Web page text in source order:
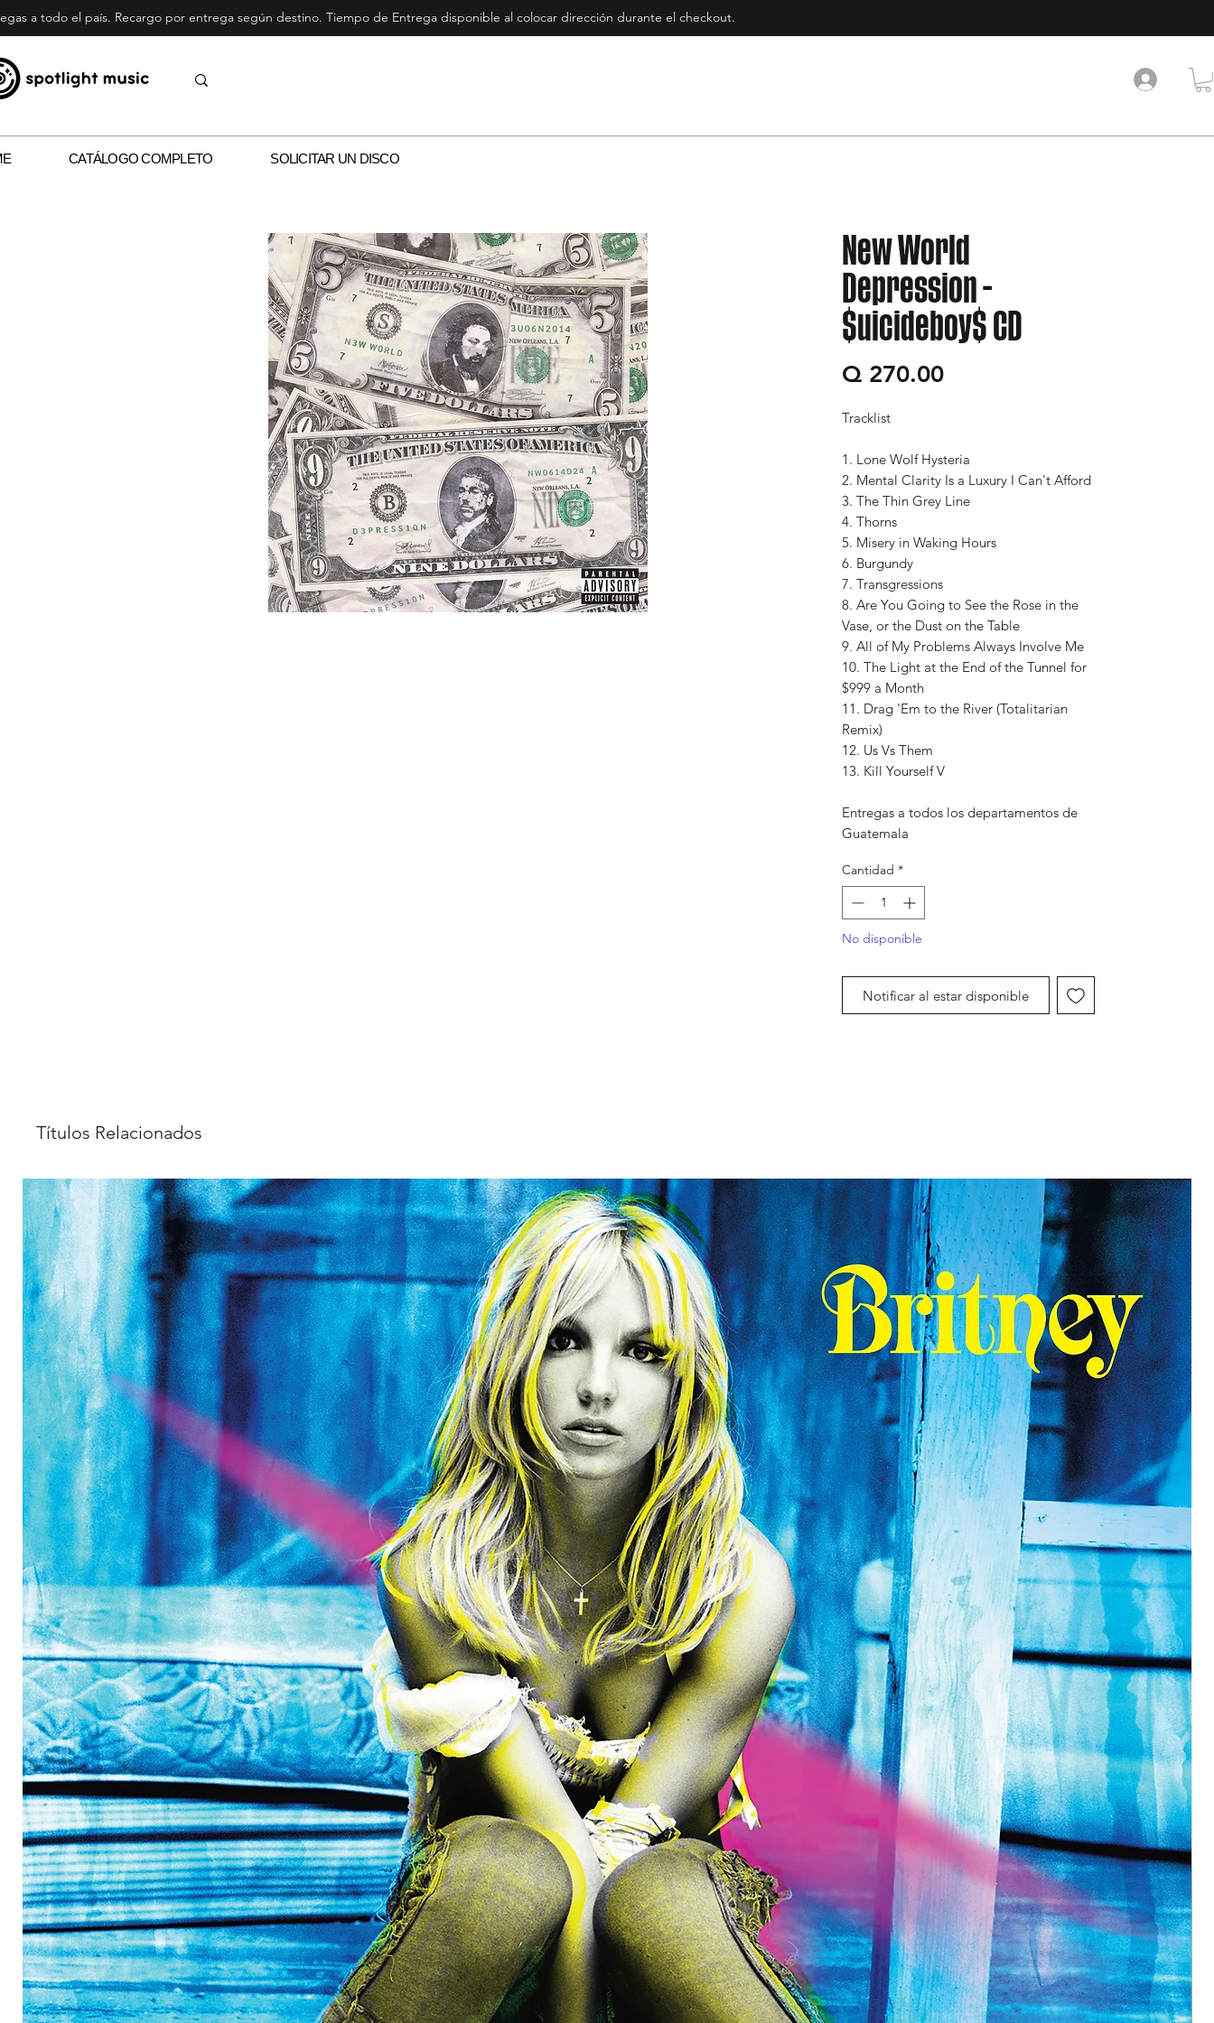
a todo el país. Recargo por entrega según destino. Tiempo de Entrega disponible al colocar dirección durante el checkout.
CATÁLOGO COMPLETO SOLICITAR UN DISCO
New World
Depression -
$uicideboy$ CD
Q 270.00Precio
Tracklist
1. Lone Wolf Hysteria
2. Mental Clarity Is a Luxury I Can't Afford
3. The Thin Grey Line
4. Thorns
5. Misery in Waking Hours
6. Burgundy
7. Transgressions
8. Are You Going to See the Rose in the
Vase, or the Dust on the Table
9. All of My Problems Always Involve Me
10. The Light at the End of the Tunnel for
$999 a Month
11. Drag 'Em to the River (Totalitarian
Remix)
12. Us Vs Them
13. Kill Yourself V
Entregas a todos los departamentos de
Guatemala
Cantidad *
No disponible
Notificar al estar disponible
Títulos Relacionados